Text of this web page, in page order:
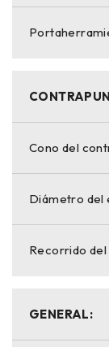
Cono del
Diámetro del
Recorrido
GENERAL: